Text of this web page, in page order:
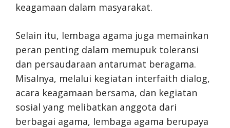
keagamaan dalam masyarakat.
Selain itu, lembaga agama juga memainkan
peran penting dalam memupuk toleransi
dan persaudaraan antarumat beragama.
Misalnya, melalui kegiatan interfaith dialog,
acara keagamaan bersama, dan kegiatan
sosial yang melibatkan anggota dari
berbagai agama, lembaga agama berupaya